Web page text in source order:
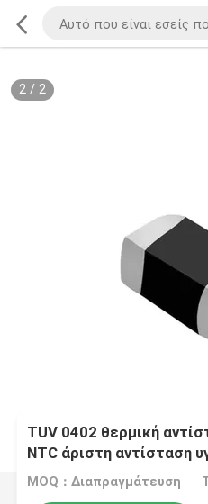
2/ 2
TUV 0402 θερμική
NTC άριστη αντίσταση
MOQ：Διαπραγμάτευση